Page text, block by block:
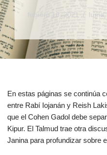
febrero 16, 2021 Iuma,
En estas páginas se continúa
entre Rabí Iojanán y Reish
que el Cohen Gadol debe
Kipur. El Talmud trae otra
Janina para profundizar sobre